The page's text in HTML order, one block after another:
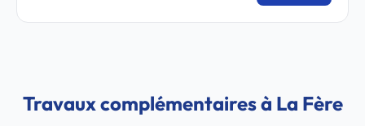
Travaux complémentaires à La Fère